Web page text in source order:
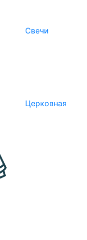
Свечи
Церковная